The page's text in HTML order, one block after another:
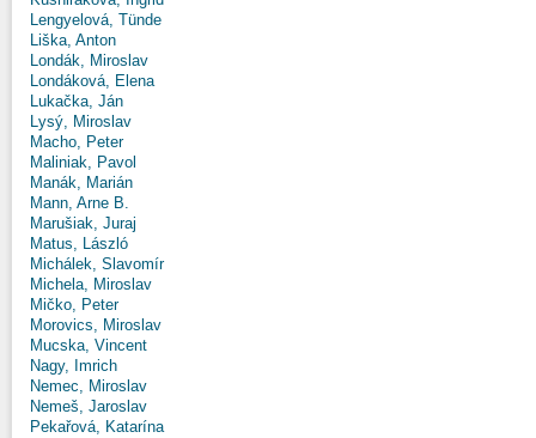
Lengyelová, Tünde
Liška, Anton
Londák, Miroslav
Londáková, Elena
Lukačka, Ján
Lysý, Miroslav
Macho, Peter
Maliniak, Pavol
Manák, Marián
Mann, Arne B.
Marušiak, Juraj
Matus, László
Michálek, Slavomír
Michela, Miroslav
Mičko, Peter
Morovics, Miroslav
Mucska, Vincent
Nagy, Imrich
Nemec, Miroslav
Nemeš, Jaroslav
Pekařová, Katarína